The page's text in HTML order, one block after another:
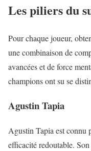
Les piliers du
Pour chaque joueur,
une combinaison de
avancées et de force
champions ont su se
Agustin Tapia
Agustin Tapia est connu
efficacité redoutable.